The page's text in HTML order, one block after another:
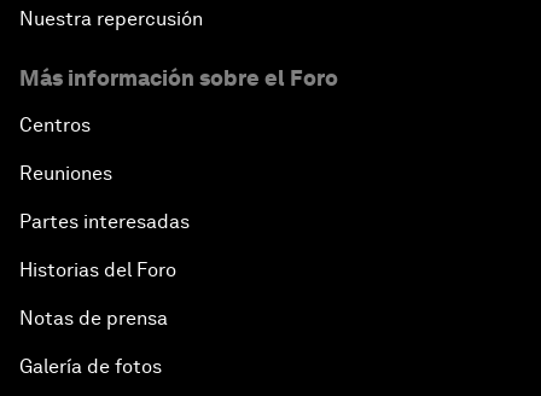
Nuestra repercusión
Más información sobre el Foro
Centros
Reuniones
Partes interesadas
Historias del Foro
Notas de prensa
Galería de fotos